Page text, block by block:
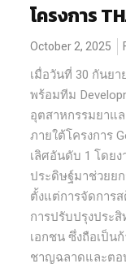
โครงการ
October 2, 2025
เมื่อวันที่ 30 กันย
พร้อมทีม
อุตสาหกรรมยาแ
ภายใต้โครงการ
เลิศอันดับ 1 โดย
ประดิษฐ์มาช่วยย
ตั้งแต่การจัดการ
การปรับปรุงประ
เอกชน ซึ่งถือเป็น
ชาญฉลาดและตอ